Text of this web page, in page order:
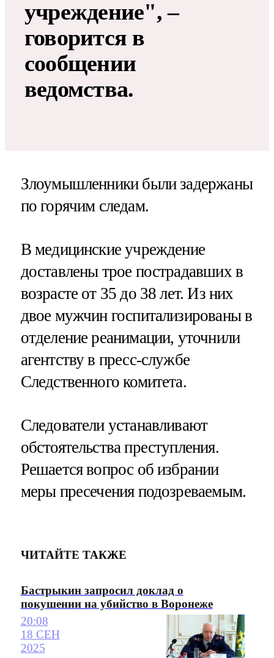
учреждение", –
говорится в
сообщении
ведомства.
Злоумышленники были задержаны
по горячим следам.
В медицинские учреждение
доставлены трое пострадавших в
возрасте от 35 до 38 лет. Из них
двое мужчин госпитализированы в
отделение реанимации, уточнили
агентству в пресс-службе
Следственного комитета.
Следователи устанавливают
обстоятельства преступления.
Решается вопрос об избрании
меры пресечения подозреваемым.
ЧИТАЙТЕ ТАКЖЕ
Бастрыкин запросил доклад о
покушении на убийство в Воронеже
20:08
18 СЕН
2025